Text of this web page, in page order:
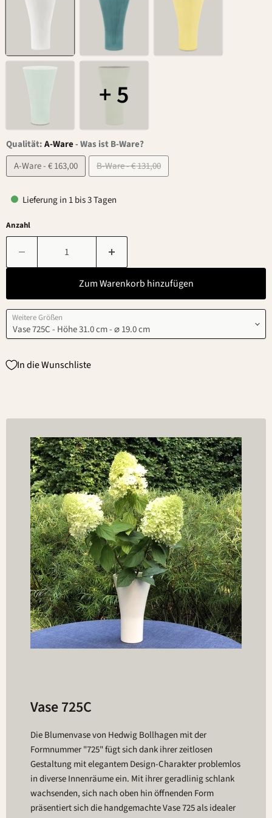
+ 5
Qualität:A-Ware-Was ist B-Ware?
A-Ware - € 163,00
B-Ware - € 131,00
Lieferung in 1 bis 3 Tagen
Anzahl
Zum Warenkorb hinzufügen
Weitere Größen
In die Wunschliste
Vase 725C
Die Blumenvase von Hedwig Bollhagen mit der
Formnummer "725" fügt sich dank ihrer zeitlosen
Gestaltung mit elegantem Design-Charakter problemlos
in diverse Innenräume ein. Mit ihrer geradlinig schlank
wachsenden, sich nach oben hin öffnenden Form
präsentiert sich die handgemachte Vase 725 als idealer